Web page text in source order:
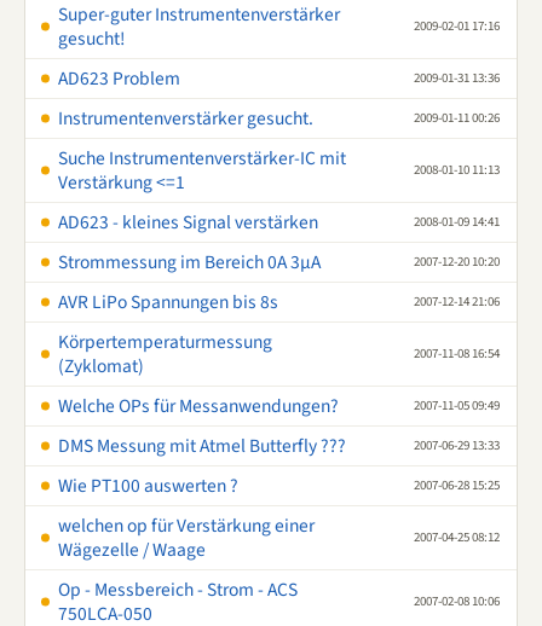
Super-guter Instrumentenverstärker
gesucht!
2009-02-01 17:16
AD623 Problem 2009-01-31 13:36
Instrumentenverstärker gesucht. 2009-01-11 00:26
Suche Instrumentenverstärker-IC mit
Verstärkung <=1
2008-01-10 11:13
AD623 - kleines Signal verstärken 2008-01-09 14:41
Strommessung im Bereich 0A 3µA 2007-12-20 10:20
AVR LiPo Spannungen bis 8s 2007-12-14 21:06
Körpertemperaturmessung
(Zyklomat)
2007-11-08 16:54
Welche OPs für Messanwendungen? 2007-11-05 09:49
DMS Messung mit Atmel Butterfly ??? 2007-06-29 13:33
Wie PT100 auswerten ? 2007-06-28 15:25
welchen op für Verstärkung einer
Wägezelle / Waage
2007-04-25 08:12
Op - Messbereich - Strom - ACS
750LCA-050
2007-02-08 10:06